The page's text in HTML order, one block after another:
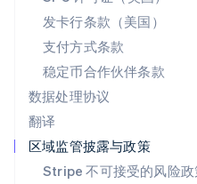
发卡行条款（美国）
支付方式条款
稳定币合作伙伴条款
数据处理协议
翻译
区域监管披露与政策
Stripe 不可接受的风险政
泰国
ไทยEnglish
希腊
English
西班牙
新加坡
新西兰